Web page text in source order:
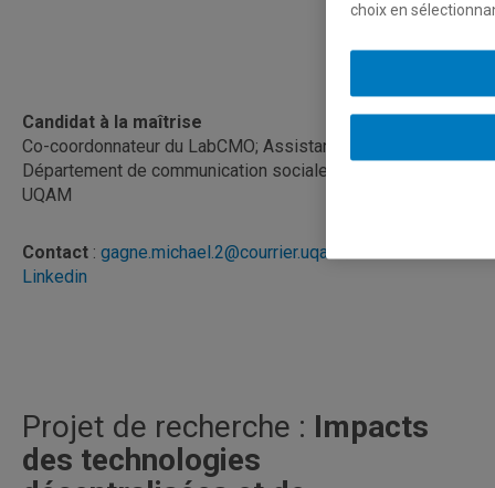
Candidat à la maîtrise
Co-coordonnateur du LabCMO; Assistant de recherche au
Département de communication sociale et publique,
UQAM
Contact : gagne.michael.2@courrier.uqam.ca
Linkedin
Projet de recherche : Impacts
des technologies
choix en